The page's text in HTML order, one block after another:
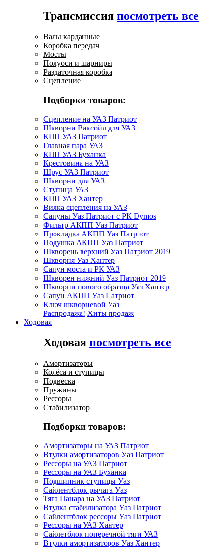
Трансмиссия посмотреть все
Валы карданные
Коробка передач
Мосты
Полуоси и шарниры
Раздаточная коробка
Сцепление
Подборки товаров:
Сцепление на УАЗ Патриот
Шкворни Ваксойл для УАЗ
КПП УАЗ Патриот
Главная пара УАЗ
КПП УАЗ Буханка
Крестовина на УАЗ
Шрус УАЗ Патриот
Шкворни для УАЗ
Ступица УАЗ
КПП УАЗ Хантер
Вилка сцепления на УАЗ
Сапуны Уаз Патриот с РК Dymos
Фильтр АКПП Уаз Патриот
Прокладка АКПП Уаз Патриот
Подушка АКПП Уаз Патриот
Шкворень верхний Уаз Патриот 2019
Шкворня Уаз Хантер
Сапун моста и РК УАЗ
Шкворен нижний Уаз Патриот 2019
Шкворни нового образца Уаз Хантер
Сапун АКПП Уаз Патриот
Ключ шкворневой Уаз
Распродажа! Хиты продаж
Ходовая
Ходовая посмотреть все
Амортизаторы
Колёса и ступицы
Подвеска
Пружины
Рессоры
Стабилизатор
Подборки товаров:
Амортизаторы на УАЗ Патриот
Втулки амортизаторов Уаз Патриот
Рессоры на УАЗ Патриот
Рессоры на УАЗ Буханка
Подшипник ступицы Уаз
Сайлентблок рычага Уаз
Тяга Панара на УАЗ Патриот
Втулка стабилизатора Уаз Патриот
Сайлентблок рессоры Уаз Патриот
Рессоры на УАЗ Хантер
Сайлетблок поперечной тяги УАЗ
Втулки амортизаторов Уаз Хантер